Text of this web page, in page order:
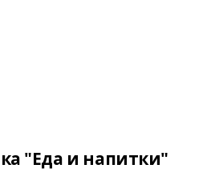
"Еда и напитки"